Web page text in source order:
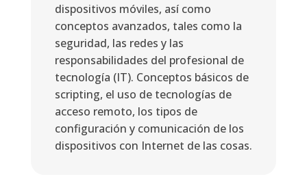
dispositivos móviles, así como
conceptos avanzados, tales como la
seguridad, las redes y las
responsabilidades del profesional de
tecnología (IT). Conceptos básicos de
scripting, el uso de tecnologías de
acceso remoto, los tipos de
configuración y comunicación de los
dispositivos con Internet de las cosas.